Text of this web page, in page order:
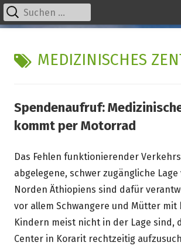
zum
Inhalt
Primäres
Suchen
nach:
SCHLAGWORT:
MEDIZINISCHES
Spendenaufruf:
kommt per Motorrad
Das Fehlen funktionierender
abgelegene, schwer zugängliche
Norden Äthiopiens sind dafür
vor allem Schwangere und Mütter mit
Kindern meist nicht in der Lage sind,
Center in Korarit rechtzeitig